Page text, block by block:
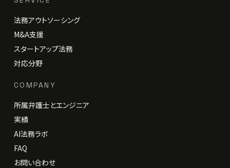
法務アウトソーシング
M&A支援
スタートアップ法務
対応分野
COMPANY
所属弁護士とエンジニア
実績
AI法務ラボ
FAQ
お問い合わせ